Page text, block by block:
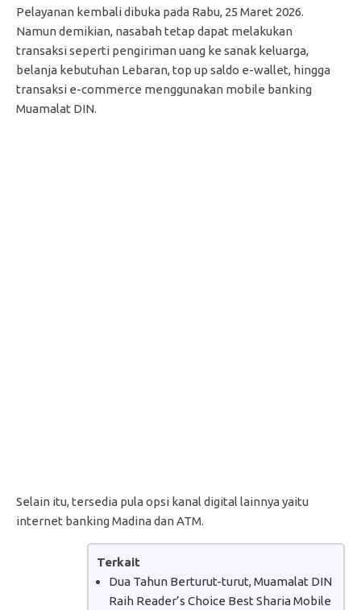
Pelayanan kembali dibuka pada Rabu, 25 Maret 2026.
Namun demikian, nasabah tetap dapat melakukan
transaksi seperti pengiriman uang ke sanak keluarga,
belanja kebutuhan Lebaran, top up saldo e-wallet, hingga
transaksi e-commerce menggunakan mobile banking
Muamalat DIN.
Selain itu, tersedia pula opsi kanal digital lainnya yaitu
internet banking Madina dan ATM.
Terkait
Dua Tahun Berturut-turut, Muamalat DIN
Raih Reader’s Choice Best Sharia Mobile